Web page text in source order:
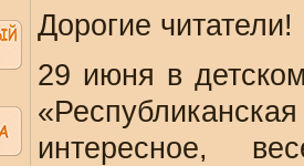
Дорогие читатели!
29 июня в
интересное,